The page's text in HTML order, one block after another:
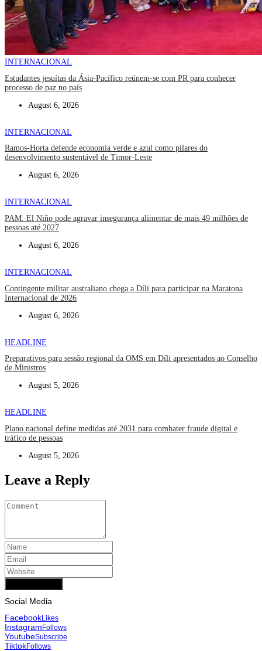
INTERNACIONAL
Estudantes jesuítas da Ásia-Pacífico reúnem-se com PR para conhecer
processo de paz no país
August 6, 2026
INTERNACIONAL
Ramos-Horta defende economia verde e azul como pilares do
desenvolvimento sustentável de Timor-Leste
August 6, 2026
INTERNACIONAL
PAM: El Niño pode agravar insegurança alimentar de mais 49 milhões de
pessoas até 2027
August 6, 2026
INTERNACIONAL
Contingente militar australiano chega a Díli para participar na Maratona
Internacional de 2026
August 6, 2026
HEADLINE
Preparativos para sessão regional da OMS em Díli apresentados ao Conselho
de Ministros
August 5, 2026
HEADLINE
Plano nacional define medidas até 2031 para combater fraude digital e
tráfico de pessoas
August 5, 2026
Leave a Reply
Social Media
FacebookLikes
InstagramFollows
YoutubeSubscribe
TiktokFollows